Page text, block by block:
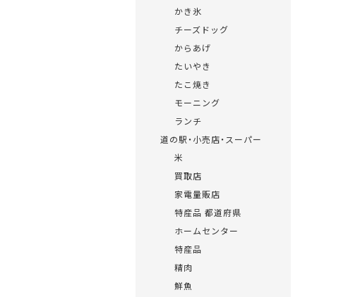
かき氷
チーズドッグ
からあげ
たいやき
たこ焼き
モーニング
ランチ
道の駅・小売店・スーパー
米
買取店
家電量販店
特産品 都道府県
ホームセンター
特産品
精肉
鮮魚